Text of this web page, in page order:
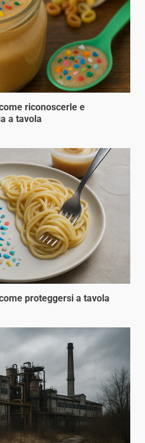
riconoscerle e
a tavola
proteggersi a tavola